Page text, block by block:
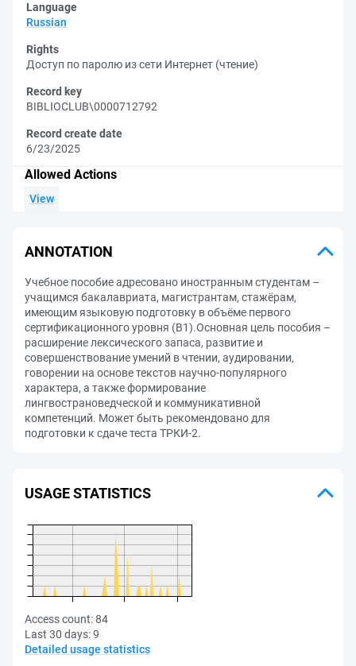
Language
Russian
Rights
Доступ по паролю из сети Интернет (чтение)
Record key
BIBLIOCLUB\0000712792
Record create date
6/23/2025
Allowed Actions
View
ANNOTATION
Учебное пособие адресовано иностранным студентам –
учащимся бакалавриата, магистрантам, стажёрам,
имеющим языковую подготовку в объёме первого
сертификационного уровня (В1).Основная цель пособия –
расширение лексического запаса, развитие и
совершенствование умений в чтении, аудировании,
говорении на основе текстов научно-популярного
характера, а также формирование
лингвострановедческой и коммуникативной
компетенций. Может быть рекомендовано для
подготовки к сдаче теста ТРКИ-2.
USAGE STATISTICS
Access count:84
Last 30 days:9
Detailed usage statistics